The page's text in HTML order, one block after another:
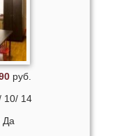
руб.
10/ 14
Да